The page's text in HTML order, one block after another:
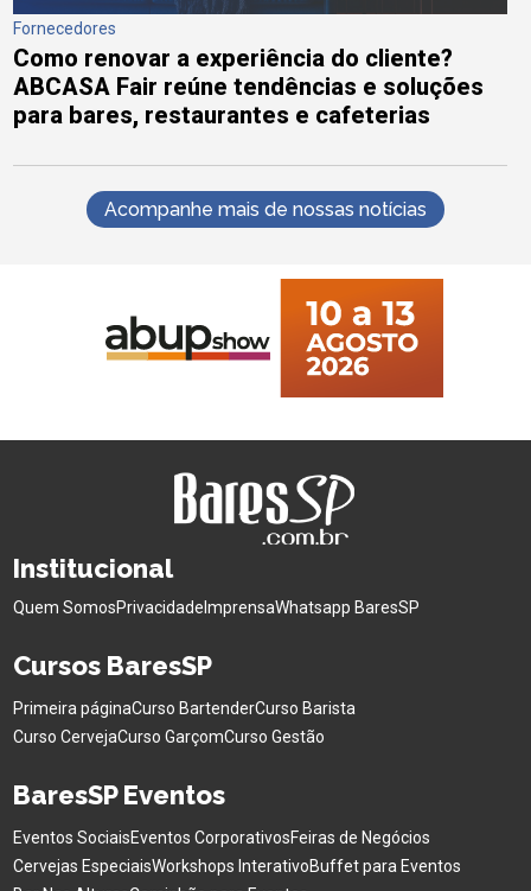
Fornecedores
Como renovar a experiência do cliente?
ABCASA Fair reúne tendências e soluções
para bares, restaurantes e cafeterias
Acompanhe mais de nossas notícias
Institucional
Quem SomosPrivacidade ImprensaWhatsapp BaresSP
Cursos BaresSP
Primeira páginaCurso BartenderCurso Barista
Curso CervejaCurso GarçomCurso Gestão
BaresSP Eventos
Eventos SociaisEventos CorporativosFeiras de Negócios
Cervejas EspeciaisWorkshops InterativoBuffet para Eventos